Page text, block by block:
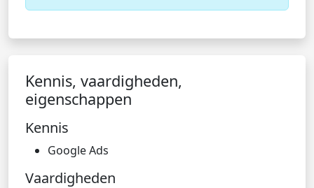
Kennis, vaardigheden,
eigenschappen
Kennis
Google Ads
Vaardigheden